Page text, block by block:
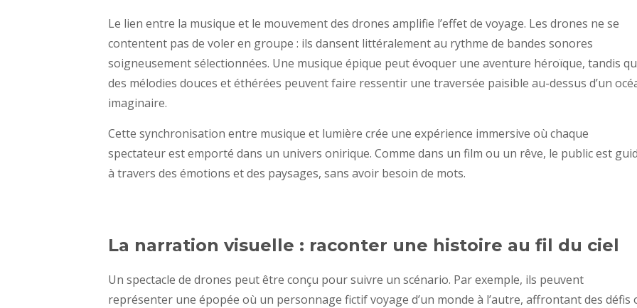
Le lien entre la musique et le mouvement des drones amplifie l’effet de voyage. Les drones ne se
contentent pas de voler en groupe : ils dansent littéralement au rythme de bandes sonores
soigneusement sélectionnées. Une musique épique peut évoquer une aventure héroïque, tandis
des mélodies douces et éthérées peuvent faire ressentir une traversée paisible au-dessus d’un
imaginaire.
Cette synchronisation entre musique et lumière crée une expérience immersive où chaque
spectateur est emporté dans un univers onirique. Comme dans un film ou un rêve, le public est
à travers des émotions et des paysages, sans avoir besoin de mots.
La narration visuelle : raconter une histoire au fil du ciel
Un spectacle de drones peut être conçu pour suivre un scénario. Par exemple, ils peuvent
représenter une épopée où un personnage fictif voyage d’un monde à l’autre, affrontant des défis